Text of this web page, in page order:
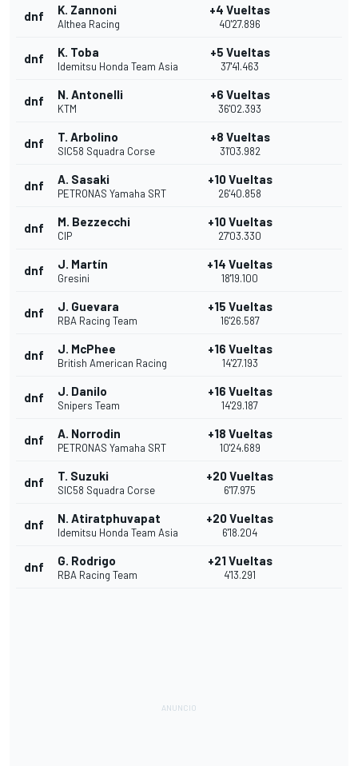
dnf K. Zannoni
Althea Racing
+4 Vueltas
40'27.896
dnf K. Toba
Idemitsu Honda Team Asia
+5 Vueltas
37'41.463
dnf N. Antonelli
KTM
+6 Vueltas
36'02.393
dnf T. Arbolino
SIC58 Squadra Corse
+8 Vueltas
31'03.982
dnf A. Sasaki
PETRONAS Yamaha SRT
+10 Vueltas
26'40.858
dnf M. Bezzecchi
CIP
+10 Vueltas
27'03.330
dnf J. Martín
Gresini
+14 Vueltas
18'19.100
dnf J. Guevara
RBA Racing Team
+15 Vueltas
16'26.587
dnf J. McPhee
British American Racing
+16 Vueltas
14'27.193
dnf J. Danilo
Snipers Team
+16 Vueltas
14'29.187
dnf A. Norrodin
PETRONAS Yamaha SRT
+18 Vueltas
10'24.689
dnf T. Suzuki
SIC58 Squadra Corse
+20 Vueltas
6'17.975
dnf N. Atiratphuvapat
Idemitsu Honda Team Asia
+20 Vueltas
6'18.204
dnf G. Rodrigo
RBA Racing Team
+21 Vueltas
4'13.291